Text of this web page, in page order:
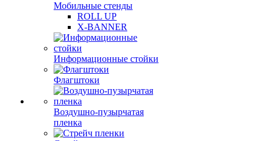
Мобильные стенды
ROLL UP
X-BANNER
Информационные стойки
Флагштоки
Воздушно-пузырчатая
пленка